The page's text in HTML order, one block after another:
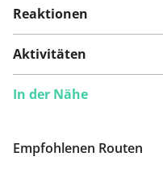
Auf Karte
Ist Ihnen auf dieser
Reaktionen
Aktivitäten
In der Nähe
Empfohlenen Routen